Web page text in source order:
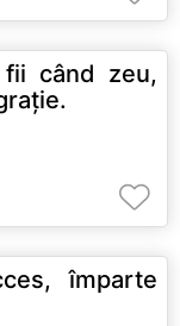
când zeu,
împarte